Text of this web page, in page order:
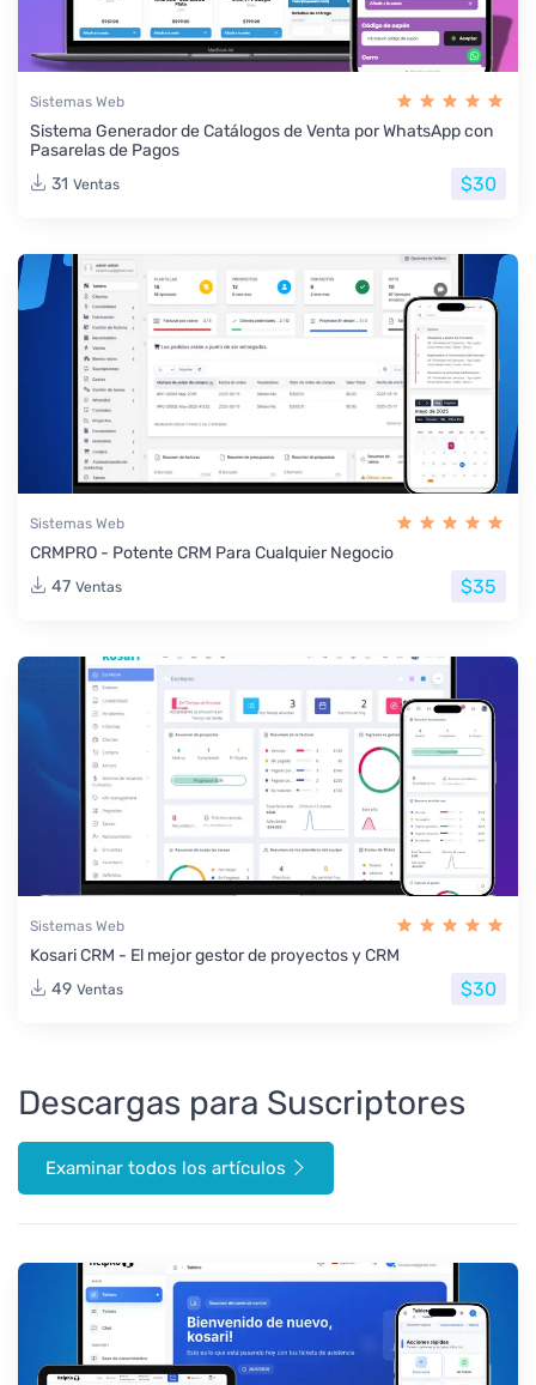
Sistemas Web
Sistema Generador de Catálogos de Venta por WhatsApp con
Pasarelas de Pagos
31 Ventas $30
Sistemas Web
CRMPRO - Potente CRM Para Cualquier Negocio
47 Ventas $35
Sistemas Web
Kosari CRM - El mejor gestor de proyectos y CRM
49 Ventas $30
Descargas para Suscriptores
Examinar todos los artículos